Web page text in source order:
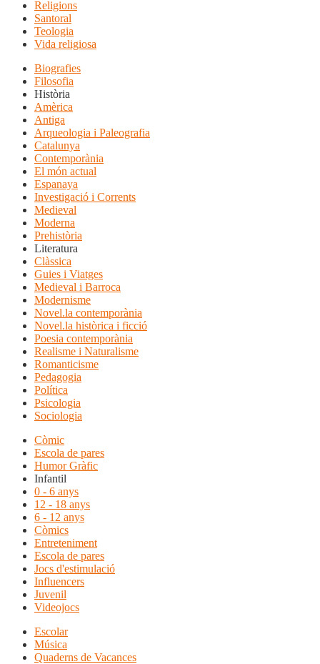
Religions
Santoral
Teologia
Vida religiosa
Biografies
Filosofia
Història
Amèrica
Antiga
Arqueologia i Paleografia
Catalunya
Contemporània
El món actual
Espanaya
Investigació i Corrents
Medieval
Moderna
Prehistòria
Literatura
Clàssica
Guies i Viatges
Medieval i Barroca
Modernisme
Novel.la contemporània
Novel.la històrica i ficció
Poesia contemporània
Realisme i Naturalisme
Romanticisme
Pedagogia
Política
Psicologia
Sociologia
Còmic
Escola de pares
Humor Gràfic
Infantil
0 - 6 anys
12 - 18 anys
6 - 12 anys
Còmics
Entreteniment
Escola de pares
Jocs d'estimulació
Influencers
Juvenil
Videojocs
Escolar
Música
Quaderns de Vacances